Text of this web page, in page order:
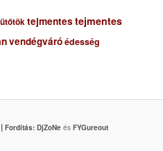
tejmentestejmentes
vendégváróédesség
Fordítás: DjZoNeés FYGureout